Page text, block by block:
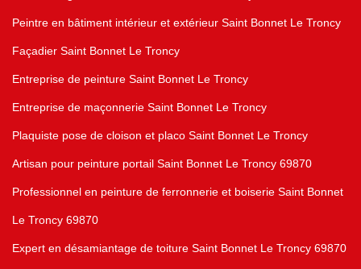
Peintre en bâtiment intérieur et extérieur Saint Bonnet Le Troncy
Façadier Saint Bonnet Le Troncy
Entreprise de peinture Saint Bonnet Le Troncy
Entreprise de maçonnerie Saint Bonnet Le Troncy
Plaquiste pose de cloison et placo Saint Bonnet Le Troncy
Artisan pour peinture portail Saint Bonnet Le Troncy 69870
Professionnel en peinture de ferronnerie et boiserie Saint Bonnet
Le Troncy 69870
Expert en désamiantage de toiture Saint Bonnet Le Troncy 69870